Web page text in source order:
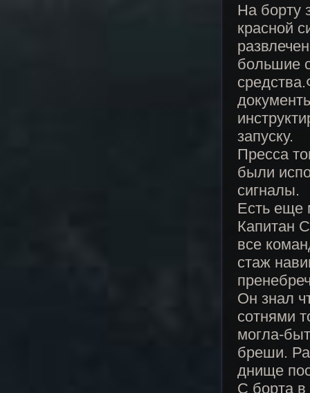
На борту
красной
большие
запуску.
Пресса
были
сигналы.
Есть еще
Капитан
все
стаж
Он знал
сотнями
могла-
бреши.
днище
С борта